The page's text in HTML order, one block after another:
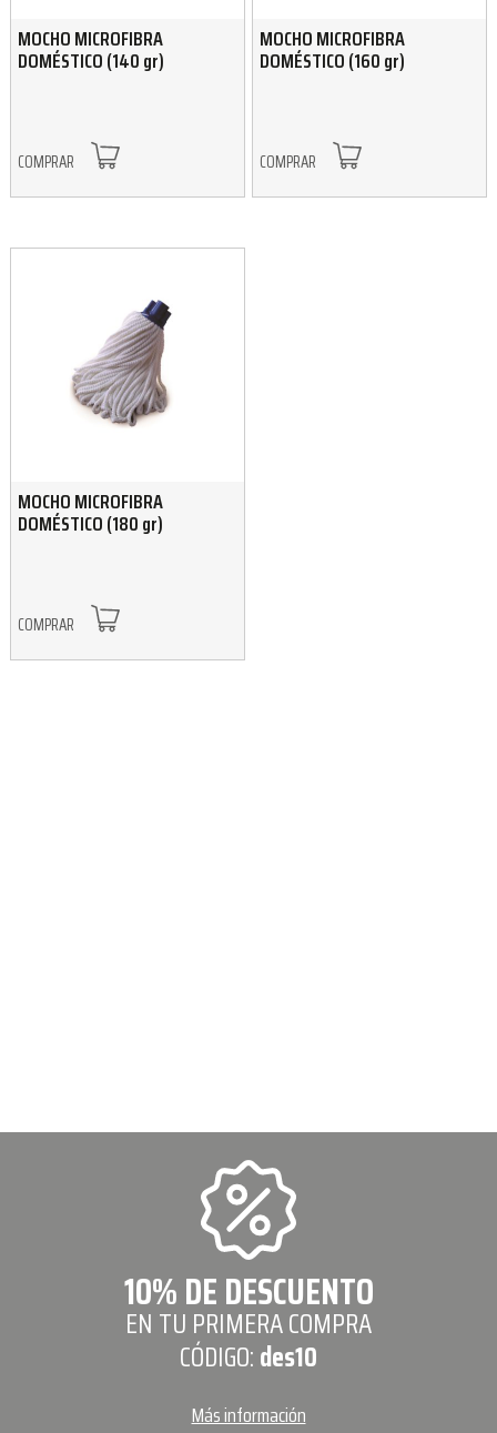
MOCHO MICROFIBRA
DOMÉSTICO (140 gr)
COMPRAR
MOCHO MICROFIBRA
DOMÉSTICO (160 gr)
COMPRAR
MOCHO MICROFIBRA
DOMÉSTICO (180 gr)
COMPRAR
10% DE DESCUENTO
EN TU PRIMERA COMPRA
CÓDIGO:des10
Más información